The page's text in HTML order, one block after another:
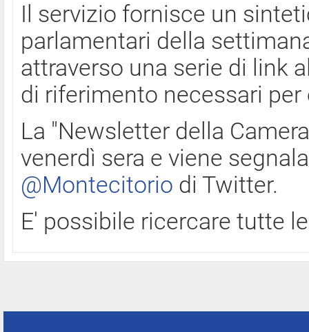
Il servizio fornisce un
parlamentari della
attraverso una serie di link
di riferimento necessari
La "Newsletter della
venerdì sera e viene
@Montecitorio di Twitter.
E' possibile ricercare tutte